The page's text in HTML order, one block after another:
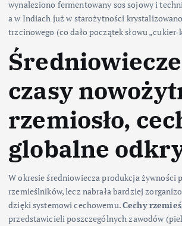
wynaleziono fermentowany sos sojowy i
a w Indiach już w starożytności
trzcinowego (co dało początek słowu „cukier-
czasy
rzemiosło,
globalne
W okresie średniowiecza produkcja żywności
rzemieślników, lecz nabrała bardziej
dzięki systemowi cechowemu.Cechy
przedstawicieli poszczególnych zawodów